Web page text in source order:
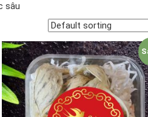
sâu